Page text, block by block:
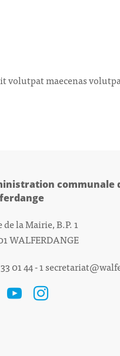
volutpat maecenas
communale
de la Mairie, B.P. 1
WALFERDANGE
01 44 - 1